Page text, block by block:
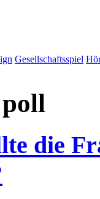
Gesellschaftsspiel
die